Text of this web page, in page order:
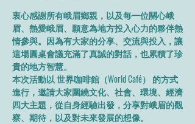
衷心感謝所有峨眉鄉親，以及每一位關心峨
眉、熱愛峨眉、願意為地方投入心力的夥伴熱
情參與。因為有大家的分享、交流與投入，讓
這場圓桌會議充滿了真誠的對話，也累積了珍
貴的地方智慧。
本次活動以 世界咖啡館（World Café） 的方式
進行，邀請大家圍繞文化、社會、環境、經濟
四大主題，從自身經驗出發，分享對峨眉的觀
察、期待，以及對未來發展的想像。